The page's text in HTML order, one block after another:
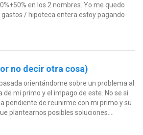
en los 2 nombres. Yo me quedo
gastos / hipoteca entera estoy pagando
no decir otra cosa)
orientándome sobre un problema al
de mi primo y el impago de este. No se si
pendiente de reunirme con mi primo y su
plantearnos posibles soluciones....